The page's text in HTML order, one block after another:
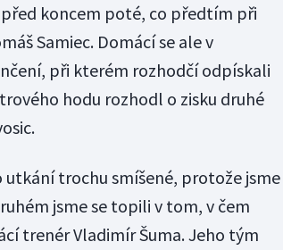
koncem poté, co předtím při
Samiec. Domácí se ale v
při kterém rozhodčí odpískali
hodu rozhodl o zisku druhé
trochu smíšené, protože jsme
jsme se topili v tom, v čem
trenér Vladimír Šuma. Jeho tým